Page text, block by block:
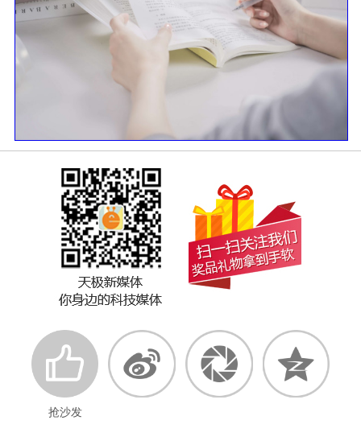
抢沙发